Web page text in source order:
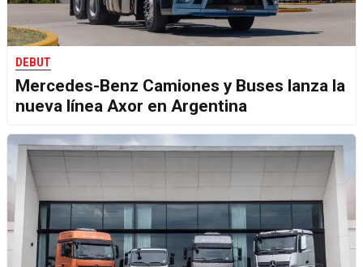
DEBUT
Mercedes-Benz Camiones y Buses lanza la
nueva línea Axor en Argentina